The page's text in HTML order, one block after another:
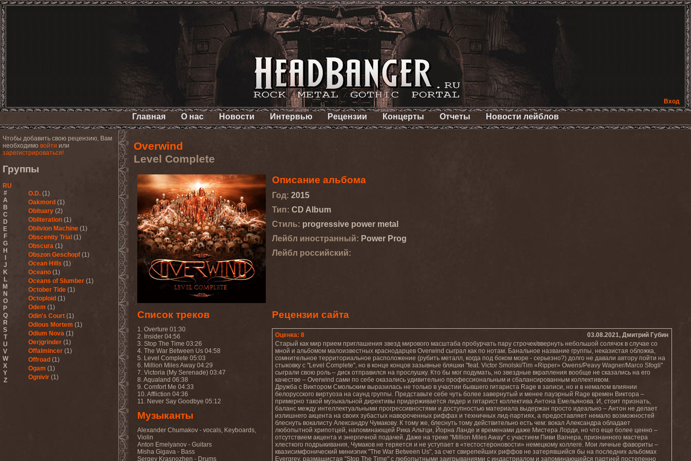
Вход
Главная О нас Новости Интервью Рецензии Концерты Отчеты Новости лейблов
Чтобы добавить свою рецензию, Вам
необходимо войти или
зарегистрироваться!
Группы
RU
#
A
B
C
D
E
F
G
H
J
K
L
M
N
O
P
Q
R
S
T
U
V
W
X
Y
Z
O.D. (1)
Oakmord (1)
Obituary (2)
Obliteration (1)
Oblivion Machine (1)
Obscenity Trial (1)
Obscura (1)
Obszon Geschopf (1)
Ocean Hills (1)
Oceano (1)
Oceans of Slumber (1)
October Tide (1)
Octoploid (1)
Odem (1)
Odin's Court (1)
Odious Mortem (1)
Odium Nova (1)
Oerjgrinder (1)
Offalmincer (1)
Offroad (1)
Ogam (1)
Ognivir (1)
Overwind
Level Complete
Описание альбома
Год: 2015
Тип: CD Album
Стиль: progressive power metal
Лейбл иностранный: Power Prog
Лейбл роcсийский:
Список треков
1. Overture 01:30
2. Insider 04:56
3. Stop The Time 03:26
4. The War Between Us 04:58
5. Level Complete 05:03
6. Million Miles Away 04:29
7. Victoria (My Serenade) 03:47
8. Aqualand 06:38
9. Comfort Me 04:33
10. Affliction 04:36
11. Never Say Goodbye 05:12
Музыканты
Alexander Chumakov - vocals, Keyboards,
Violin
Anton Emelyanov - Guitars
Misha Gigava - Bass
Sergey Krasnozhen - Drums
Рецензии сайта
Оценка: 8
03.08.2021, Дмитрий Губин
Старый как мир прием приглашения звезд мирового масштаба пробурчать пару строчек/ввернуть небольшой солячок в случае со
мной и альбомом малоизвестных краснодарцев Overwind сыграл как по нотам. Банальное название группы, неказистая обложка,
сомнительное территориальное расположение (рубить металл, когда под боком море - серьезно?) долго не давали автору пойти на
стыковку с "Level Complete", но в конце концов зазывные бляшки "feat. Victor Smolski/Tim «Ripper» Owens/Peavy Wagner/Marco Sfogli"
сыграли свою роль – диск отправился на прослушку. Кто бы мог подумать, но звездные вкрапления вообще не сказались на его
качестве – Overwind сами по себе оказались удивительно профессиональным и сбалансированным коллективом.
Дружба с Виктором Смольским выразилась не только в участии бывшего гитариста Rage в записи, но и в немалом влиянии
белорусского виртуоза на саунд группы. Представьте себе чуть более завернутый и менее пауэрный Rage времен Виктора –
примерно такой музыкальной директивы придерживается лидер и гитарист коллектива Антона Емельянова. И, стоит признать,
баланс между интеллектуальными прогрессивностями и доступностью материала выдержан просто идеально – Антон не делает
излишнего акцента на своих зубастых навороченных риффах и техничных лид-партиях, а предоставляет немало возможностей
блеснуть вокалисту Александру Чумакову. К тому же, блеснуть тому действительно есть чем: вокал Александра обладает
любопытной хрипотцей, напоминающей Рика Альтци, Йорна Ланде и временами даже Мистера Лорди, но что еще более ценно –
отсутствием акцента и энергичной подачей. Даже на треке "Million Miles Away" с участием Пиви Вагнера, признанного мастера
хлесткого подрыкивания, Чумаков не теряется и не уступает в «тестостероновости» немецкому коллеге. Мои личные фавориты –
квазисимфонический миниэпик "The War Between Us", за счет свирепейших риффов не затерявшийся бы на последних альбомах
Evergrey, размашистая "Stop The Time" с любопытными заигрываниями с индастриалом и запоминающейся партией постепенно